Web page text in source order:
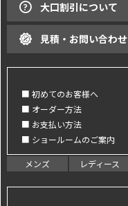
大口割引について
見積・お問い合わせ
■ 初めてのお客様へ
■ オーダー方法
■ お支払い方法
■ ショールームのご案内
メンズ レディース